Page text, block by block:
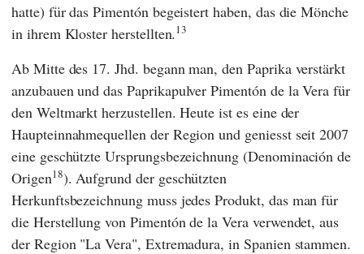
hatte) für das Pimentón begeistert haben, das die Mönche
in ihrem Kloster herstellten.13
Ab Mitte des 17. Jhd. begann man, den Paprika verstärkt
anzubauen und das Paprikapulver Pimentón de la Vera für
den Weltmarkt herzustellen. Heute ist es eine der
Haupteinnahmequellen der Region und geniesst seit 2007
eine geschützte Ursprungsbezeichnung (Denominación de
Origen18). Aufgrund der geschützten
Herkunftsbezeichnung muss jedes Produkt, das man für
die Herstellung von Pimentón de la Vera verwendet, aus
der Region "La Vera", Extremadura, in Spanien stammen.